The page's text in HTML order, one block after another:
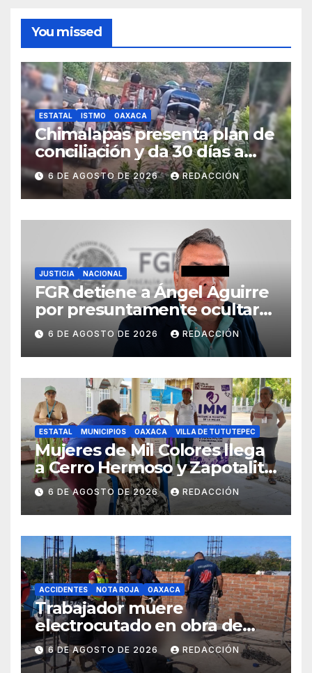
You missed
ESTATAL ISTMO OAXACA
Chimalapas presenta plan de
conciliación y da 30 días a
ejidos chiapanecos para
definir situación territorial
6 DE AGOSTO DE 2026 REDACCIÓN
JUSTICIA NACIONAL
FGR detiene a Ángel Aguirre
por presuntamente ocultar
evidencias del caso
Ayotzinapa
6 DE AGOSTO DE 2026 REDACCIÓN
ESTATAL MUNICIPIOS OAXACA VILLA DE TUTUTEPEC
Mujeres de Mil Colores llega
a Cerro Hermoso y Zapotalito
para fortalecer redes de
apoyo y prevenir violencias
6 DE AGOSTO DE 2026 REDACCIÓN
ACCIDENTES NOTA ROJA OAXACA
Trabajador muere
electrocutado en obra de
Soledad Etla; dos jóvenes
resultan gravemente
6 DE AGOSTO DE 2026 REDACCIÓN